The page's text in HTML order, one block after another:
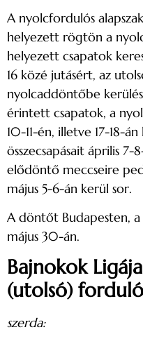
A nyolcfordulós
helyezett rögtön a
helyezett csapatok
16 közé jutásért, az
nyolcaddöntőbe
érintett csapatok, a
10-11-én, illetve 17-18-
összecsapásait április 7-
elődöntő meccseire
május 5-6-án kerül sor.
A döntőt Budapesten, a
május 30-án.
Bajnokok
(utolsó)
szerda: